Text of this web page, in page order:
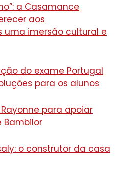
a Casamance
aos
uma imersão cultural e
do exame Portugal
para os alunos
para apoiar
Bambilor
o construtor da casa